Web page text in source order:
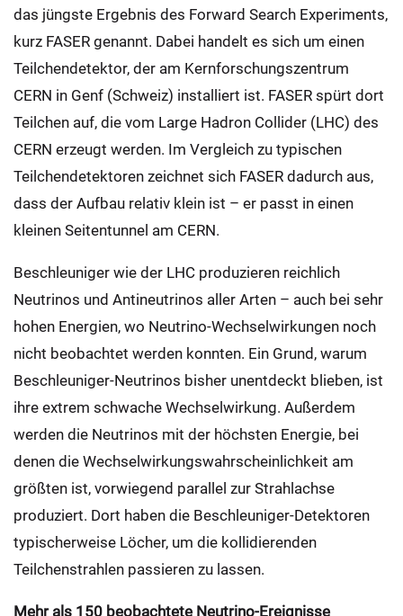
das jüngste Ergebnis des Forward Search Experiments,
kurz FASER genannt. Dabei handelt es sich um einen
Teilchendetektor, der am Kernforschungszentrum
CERN in Genf (Schweiz) installiert ist. FASER spürt dort
Teilchen auf, die vom Large Hadron Collider (LHC) des
CERN erzeugt werden. Im Vergleich zu typischen
Teilchendetektoren zeichnet sich FASER dadurch aus,
dass der Aufbau relativ klein ist – er passt in einen
kleinen Seitentunnel am CERN.
Beschleuniger wie der LHC produzieren reichlich
Neutrinos und Antineutrinos aller Arten – auch bei sehr
hohen Energien, wo Neutrino-Wechselwirkungen noch
nicht beobachtet werden konnten. Ein Grund, warum
Beschleuniger-Neutrinos bisher unentdeckt blieben, ist
ihre extrem schwache Wechselwirkung. Außerdem
werden die Neutrinos mit der höchsten Energie, bei
denen die Wechselwirkungswahrscheinlichkeit am
größten ist, vorwiegend parallel zur Strahlachse
produziert. Dort haben die Beschleuniger-Detektoren
typischerweise Löcher, um die kollidierenden
Teilchenstrahlen passieren zu lassen.
Mehr als 150 beobachtete Neutrino-Ereignisse